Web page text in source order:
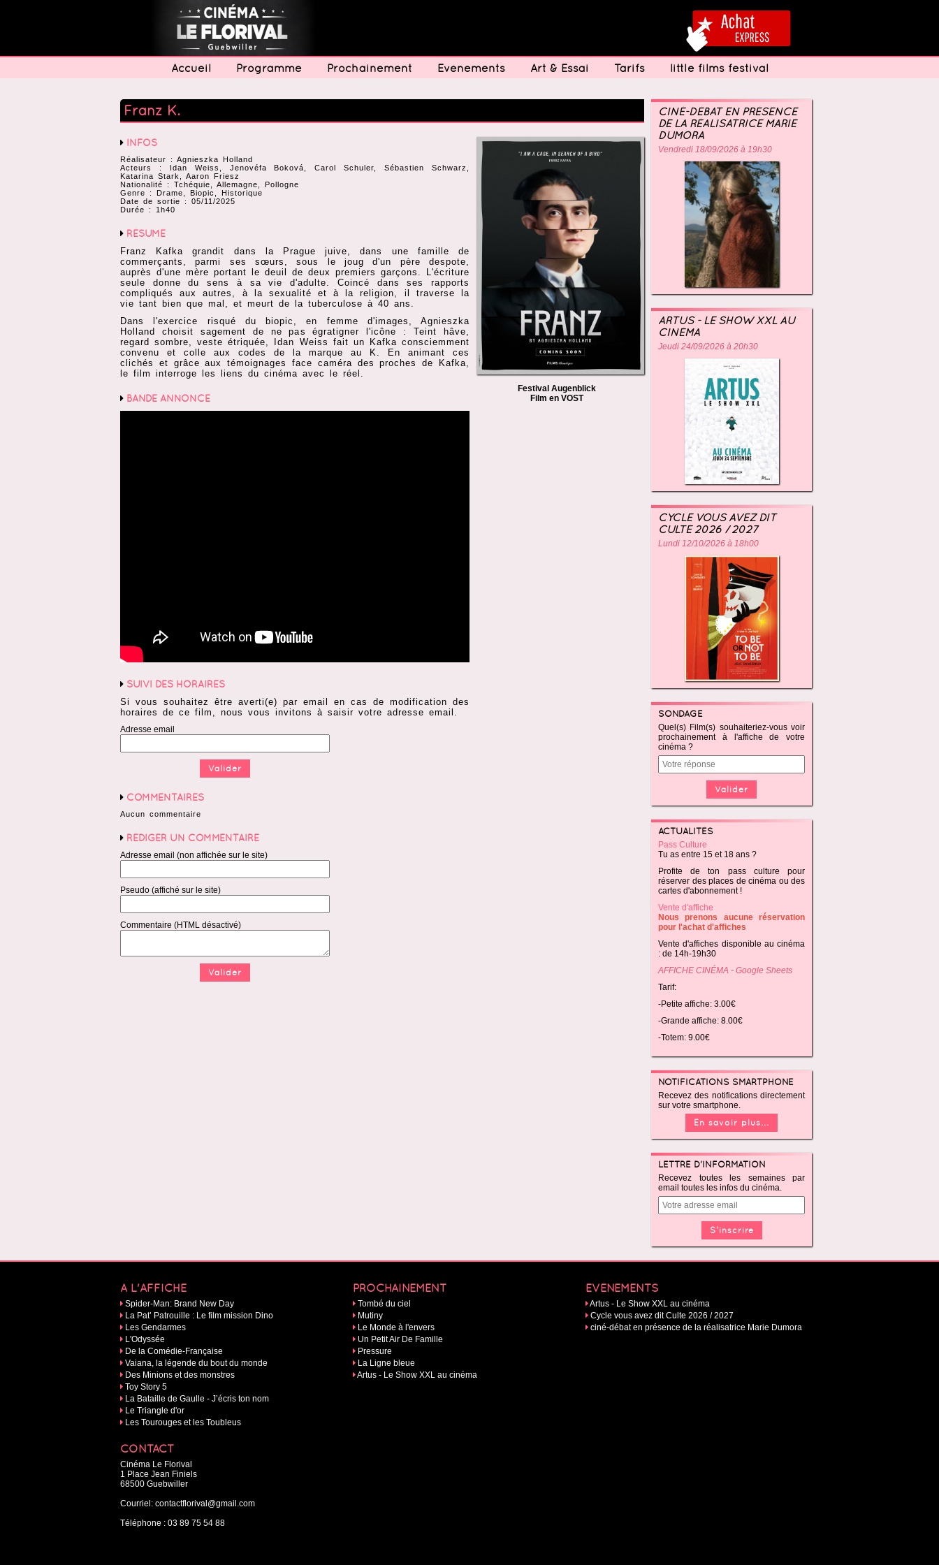
Accueil Programme Prochainement Evénements Art & Essai Tarifs little films festival
Franz K.
Festival Augenblick
Film en VOST
INFOS
Réalisateur : Agnieszka Holland
Acteurs : Idan Weiss, Jenovéfa Boková, Carol Schuler, Sébastien Schwarz,
Katarina Stark, Aaron Friesz
Nationalité : Tchéquie, Allemagne, Pollogne
Genre : Drame, Biopic, Historique
Date de sortie : 05/11/2025
Durée : 1h40
RÉSUMÉ
Franz Kafka grandit dans la Prague juive, dans une famille de
commerçants, parmi ses sœurs, sous le joug d'un père despote,
auprès d'une mère portant le deuil de deux premiers garçons. L'écriture
seule donne du sens à sa vie d'adulte. Coincé dans ses rapports
compliqués aux autres, à la sexualité et à la religion, il traverse la
vie tant bien que mal, et meurt de la tuberculose à 40 ans.
Dans l'exercice risqué du biopic, en femme d'images, Agnieszka
Holland choisit sagement de ne pas égratigner l'icône : Teint hâve,
regard sombre, veste étriquée, Idan Weiss fait un Kafka consciemment
convenu et colle aux codes de la marque au K. En animant ces
clichés et grâce aux témoignages face caméra des proches de Kafka,
le film interroge les liens du cinéma avec le réel.
BANDE ANNONCE
SUIVI DES HORAIRES
Si vous souhaitez être averti(e) par email en cas de modification des
horaires de ce film, nous vous invitons à saisir votre adresse email.
Adresse email
COMMENTAIRES
Aucun commentaire
RÉDIGER UN COMMENTAIRE
Adresse email (non affichée sur le site)
Pseudo (affiché sur le site)
Commentaire (HTML désactivé)
CINÉ-DÉBAT EN PRÉSENCE
DE LA RÉALISATRICE MARIE
DUMORA
Vendredi 18/09/2026 à 19h30
ARTUS - LE SHOW XXL AU
CINÉMA
Jeudi 24/09/2026 à 20h30
CYCLE VOUS AVEZ DIT
CULTE 2026 / 2027
Lundi 12/10/2026 à 18h00
SONDAGE
Quel(s) Film(s) souhaiteriez-vous voir
prochainement à l'affiche de votre
cinéma ?
ACTUALITÉS
Pass Culture
Tu as entre 15 et 18 ans ?
Profite de ton pass culture pour
réserver des places de cinéma ou des
cartes d'abonnement !
Vente d'affiche
Nous prenons aucune réservation
pour l'achat d'affiches
Vente d'affiches disponible au cinéma
: de 14h-19h30
AFFICHE CINÉMA - Google Sheets
Tarif:
-Petite affiche: 3.00€
-Grande affiche: 8.00€
-Totem: 9.00€
NOTIFICATIONS SMARTPHONE
Recevez des notifications directement
sur votre smartphone.
En savoir plus...
LETTRE D'INFORMATION
Recevez toutes les semaines par
email toutes les infos du cinéma.
A L'AFFICHE
Spider-Man: Brand New Day
La Pat’ Patrouille : Le film mission Dino
Les Gendarmes
L'Odyssée
De la Comédie-Française
Vaiana, la légende du bout du monde
Des Minions et des monstres
Toy Story 5
La Bataille de Gaulle - J’écris ton nom
Le Triangle d'or
Les Tourouges et les Toubleus
PROCHAINEMENT
Tombé du ciel
Mutiny
Le Monde à l'envers
Un Petit Air De Famille
Pressure
La Ligne bleue
Artus - Le Show XXL au cinéma
EVÉNEMENTS
Artus - Le Show XXL au cinéma
Cycle vous avez dit Culte 2026 / 2027
ciné-débat en présence de la réalisatrice Marie Dumora
CONTACT
Cinéma Le Florival
1 Place Jean Finiels
68500 Guebwiller
Courriel: contactflorival@gmail.com
Téléphone : 03 89 75 54 88